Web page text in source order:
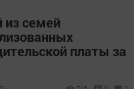
из семей
платы за